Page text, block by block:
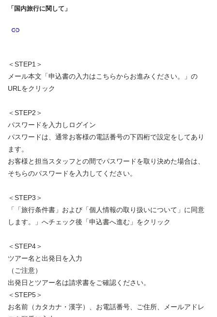
「国内旅行に関して」
＜STEP1＞
メール本文「申込書の入力はこちらからお進みください。」の
URLをクリック
＜STEP2＞
パスワードを入力しログイン
パスワードは、通常お客様の電話番号の下四桁で設定をしてあり
ます。
お客様と担当スタッフとの間でパスワードを取り決めた場合は、
そちらのパスワードを入力してください。
＜STEP3＞
「「旅行条件書」および「個人情報の取り扱いについて」に同意
します。」へチェック後「申込書へ進む」をクリック
＜STEP4＞
ツアー名と出発日を入力
（ご注意）
出発日とツアー名は請求書をご確認ください。
＜STEP5＞
お名前（カタカナ・漢字）、お電話番号、ご住所、メールアドレ